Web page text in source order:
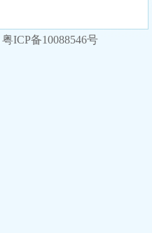
粤ICP备10088546号